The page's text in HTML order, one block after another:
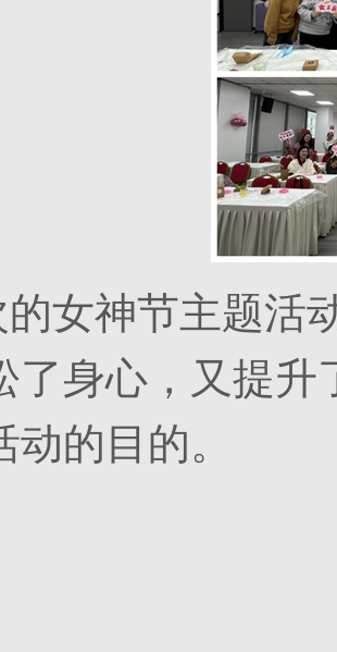
女神节主题活
了身心，又提
动的目的。